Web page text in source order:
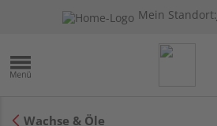
Mein Standort:
Wachse & Öle